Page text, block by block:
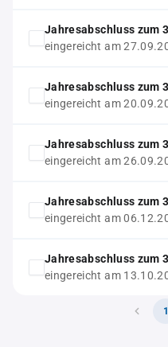
Jahresabschluss zum
eingereicht am
Jahresabschluss zum
eingereicht am
Jahresabschluss zum
eingereicht am
Jahresabschluss zum
eingereicht am
Jahresabschluss zum
eingereicht am
1